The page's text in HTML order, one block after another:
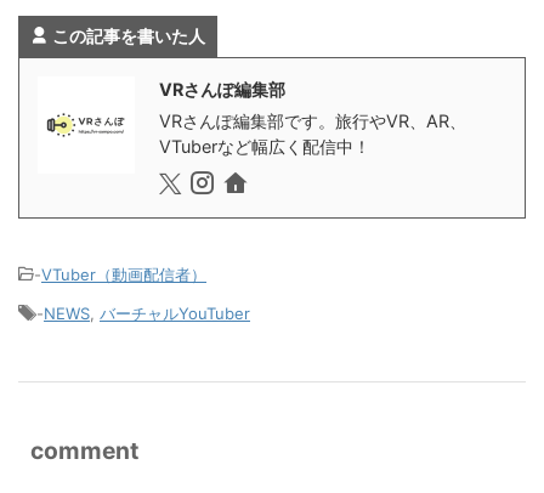
この記事を書いた人
VRさんぽ編集部
VRさんぽ編集部です。旅行やVR、AR、
VTuberなど幅広く配信中！
-VTuber（動画配信者）
-NEWS バーチャルYouTuber
comment